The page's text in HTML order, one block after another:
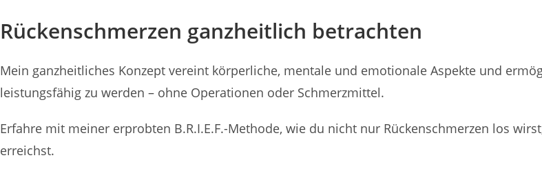
Rückenschmerzen ganzheitlich betrachten
Mein ganzheitliches Konzept vereint körperliche, mentale und emotionale Aspekte und
leistungsfähig zu werden – ohne Operationen oder Schmerzmittel.
Erfahre mit meiner erprobten B.R.I.E.F.-Methode, wie du nicht nur Rückenschmerzen los
erreichst.